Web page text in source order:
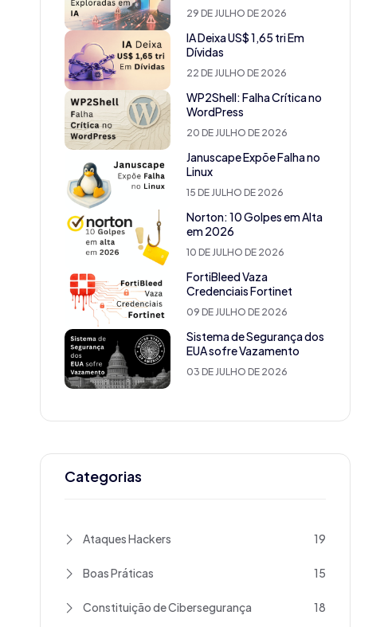
29 DE JULHO DE 2026
IA Deixa US$ 1,65 tri Em
Dívidas
22 DE JULHO DE 2026
WP2Shell: Falha Crítica no
WordPress
20 DE JULHO DE 2026
Januscape Expõe Falha no
Linux
15 DE JULHO DE 2026
Norton: 10 Golpes em Alta
em 2026
10 DE JULHO DE 2026
FortiBleed Vaza
Credenciais Fortinet
09 DE JULHO DE 2026
Sistema de Segurança dos
EUA sofre Vazamento
03 DE JULHO DE 2026
Categorias
Ataques Hackers 19
Boas Práticas 15
Constituição de Cibersegurança 18